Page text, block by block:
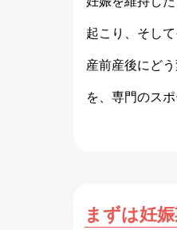
起こり、そし
産前産後にど
を、専門のス
まずは妊